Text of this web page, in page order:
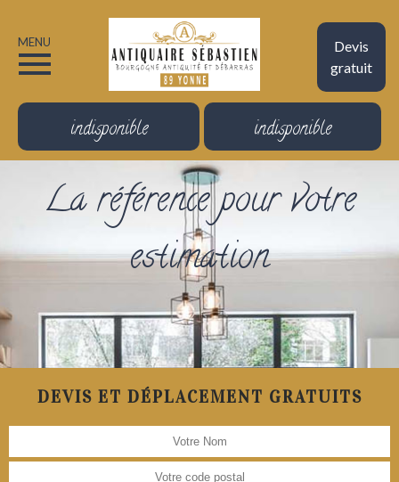
Devis
gratuit
MENU
indisponible indisponible
La référence pour votre
estimation
DEVIS ET DÉPLACEMENT GRATUITS